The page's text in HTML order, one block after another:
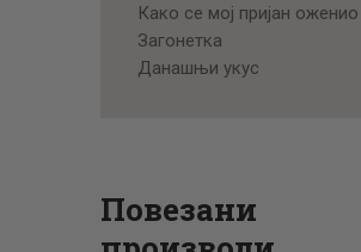
Како се мој пријан оженио
Загонетка
Данашњи укус
Повезани